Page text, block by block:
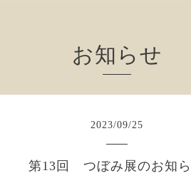
お知らせ
2023/09/25
第13回 つぼみ展のお知